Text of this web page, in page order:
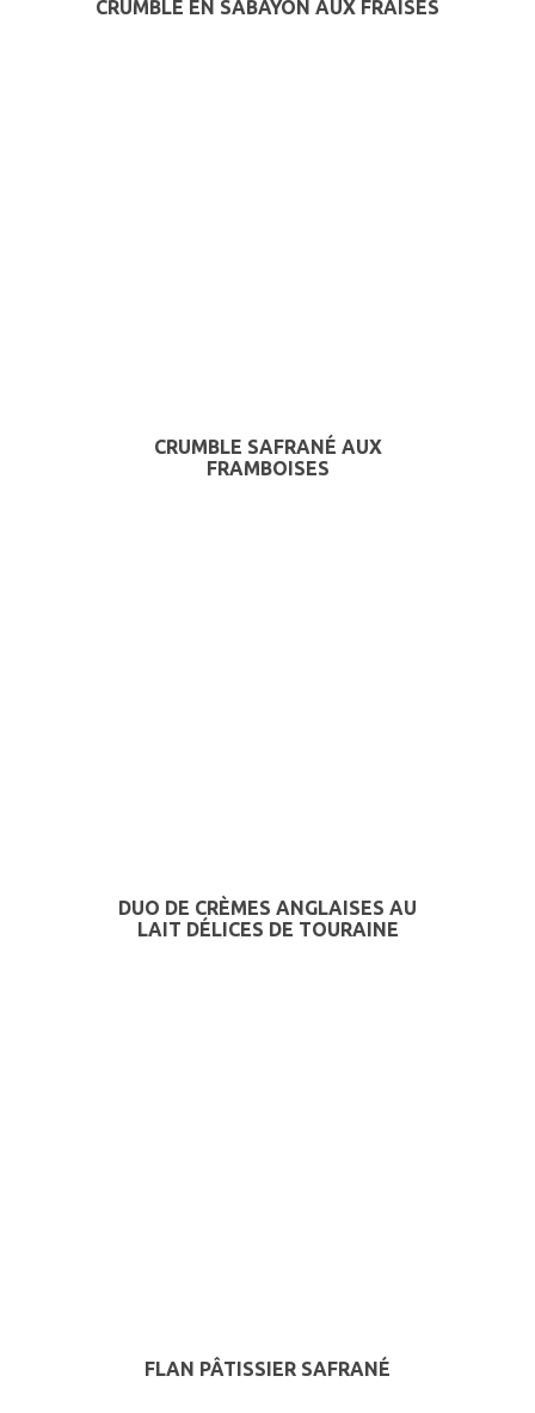
CRUMBLE EN SABAYON AUX FRAISES
CRUMBLE SAFRANÉ AUX
FRAMBOISES
DUO DE CRÈMES ANGLAISES AU
LAIT DÉLICES DE TOURAINE
FLAN PÂTISSIER SAFRANÉ